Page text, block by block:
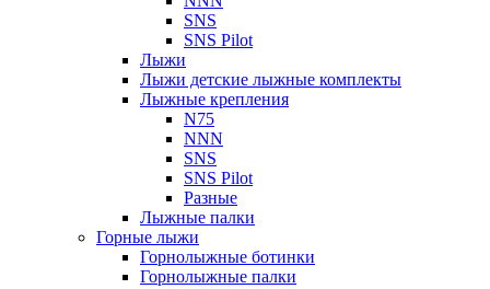
SNS
SNS Pilot
Лыжи
Лыжи детские лыжные комплекты
Лыжные крепления
N75
NNN
SNS
SNS Pilot
Разные
Лыжные палки
Горные лыжи
Горнoлыжные ботинки
Горнолыжные палки